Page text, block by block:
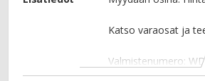
Katso varaosat ja
Valmistenumero: